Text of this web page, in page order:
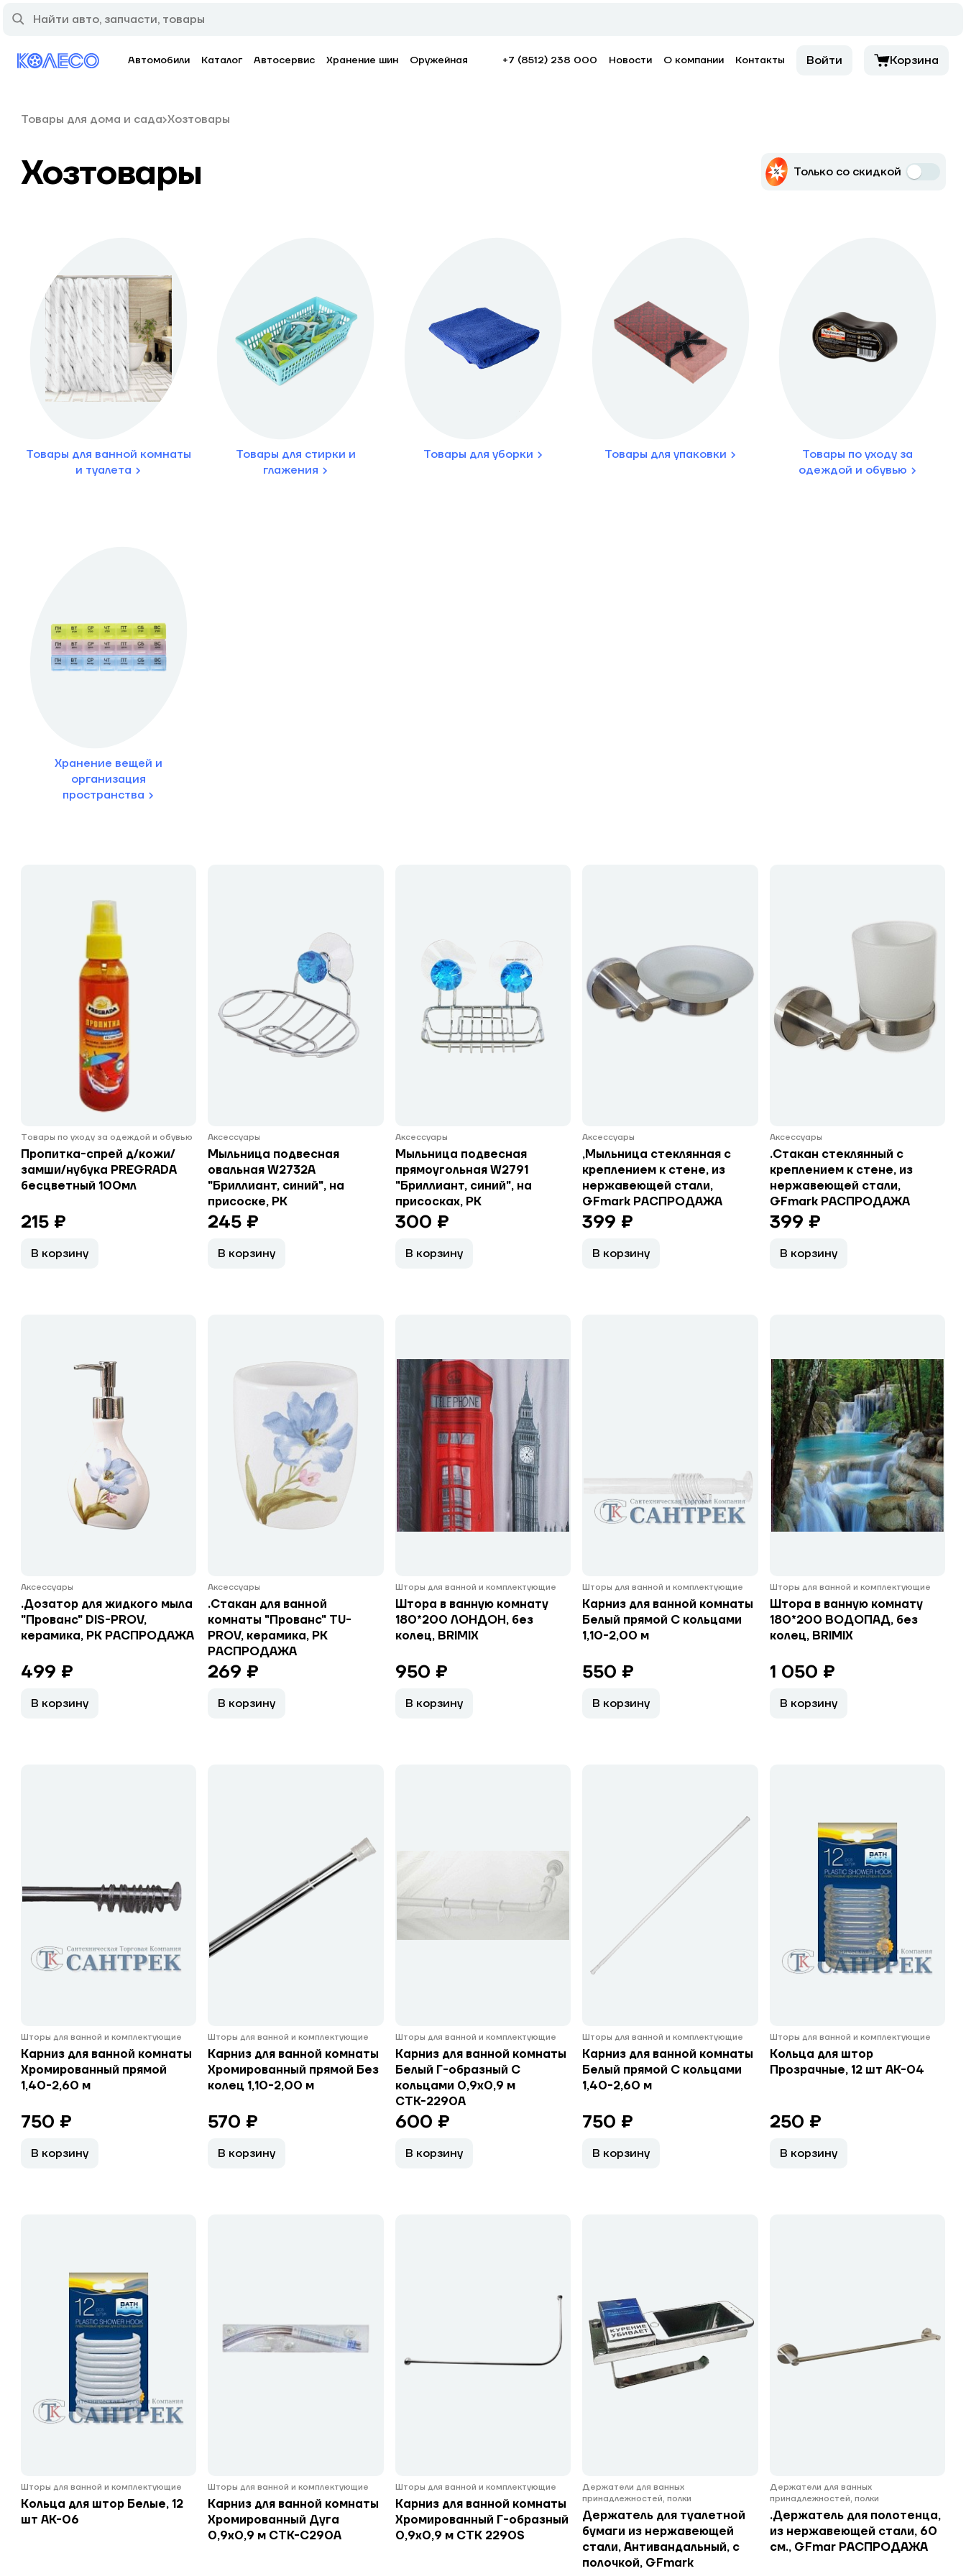
Автомобили Каталог Автосервис Хранение шин Оружейная +7 (8512) 238 000 Новости О компании Контакты Войти Корзина
Товары для дома и сада Хозтовары
Хозтовары Только со скидкой
Товары для ванной комнаты
и туалета
Товары для стирки и
глажения
Товары для уборки Товары для упаковки
Товары по уходу за
одеждой и обувью
Хранение вещей и
организация
пространства
Товары по уходу за одеждой и обувью
Пропитка-спрей д/кожи/
замши/нубука PREGRADA
бесцветный 100мл
215 ₽
В корзину
Аксессуары
Мыльница подвесная
овальная W2732A
"Бриллиант, синий", на
присоске, РК
245 ₽
В корзину
Аксессуары
Мыльница подвесная
прямоугольная W2791
"Бриллиант, синий", на
присосках, РК
300 ₽
В корзину
Аксессуары
,Мыльница стеклянная с
креплением к стене, из
нержавеющей стали,
GFmark РАСПРОДАЖА
399 ₽
В корзину
Аксессуары
.Стакан стеклянный с
креплением к стене, из
нержавеющей стали,
GFmark РАСПРОДАЖА
399 ₽
В корзину
Аксессуары
.Дозатор для жидкого мыла
"Прованс" DIS-PROV,
керамика, РК РАСПРОДАЖА
499 ₽
В корзину
Аксессуары
.Стакан для ванной
комнаты "Прованс" TU-
PROV, керамика, РК
РАСПРОДАЖА
269 ₽
В корзину
Шторы для ванной и комплектующие
Штора в ванную комнату
180*200 ЛОНДОН, без
колец, BRIMIX
950 ₽
В корзину
Шторы для ванной и комплектующие
Карниз для ванной комнаты
Белый прямой С кольцами
1,10-2,00 м
550 ₽
В корзину
Шторы для ванной и комплектующие
Штора в ванную комнату
180*200 ВОДОПАД, без
колец, BRIMIX
1 050 ₽
В корзину
Шторы для ванной и комплектующие
Карниз для ванной комнаты
Хромированный прямой
1,40-2,60 м
750 ₽
В корзину
Шторы для ванной и комплектующие
Карниз для ванной комнаты
Хромированный прямой Без
колец 1,10-2,00 м
570 ₽
В корзину
Шторы для ванной и комплектующие
Карниз для ванной комнаты
Белый Г-образный С
кольцами 0,9х0,9 м
СТК-2290А
600 ₽
В корзину
Шторы для ванной и комплектующие
Карниз для ванной комнаты
Белый прямой С кольцами
1,40-2,60 м
750 ₽
В корзину
Шторы для ванной и комплектующие
Кольца для штор
Прозрачные, 12 шт АК-04
250 ₽
В корзину
Шторы для ванной и комплектующие
Кольца для штор Белые, 12
шт АК-06
Шторы для ванной и комплектующие
Карниз для ванной комнаты
Хромированный Дуга
0,9х0,9 м СТК-С290А
Шторы для ванной и комплектующие
Карниз для ванной комнаты
Хромированный Г-образный
0,9х0,9 м СТК 2290S
Держатели для ванных
принадлежностей, полки
Держатель для туалетной
бумаги из нержавеющей
стали, Антивандальный, с
полочкой, GFmark
Держатели для ванных
принадлежностей, полки
.Держатель для полотенца,
из нержавеющей стали, 60
см., GFmar РАСПРОДАЖА